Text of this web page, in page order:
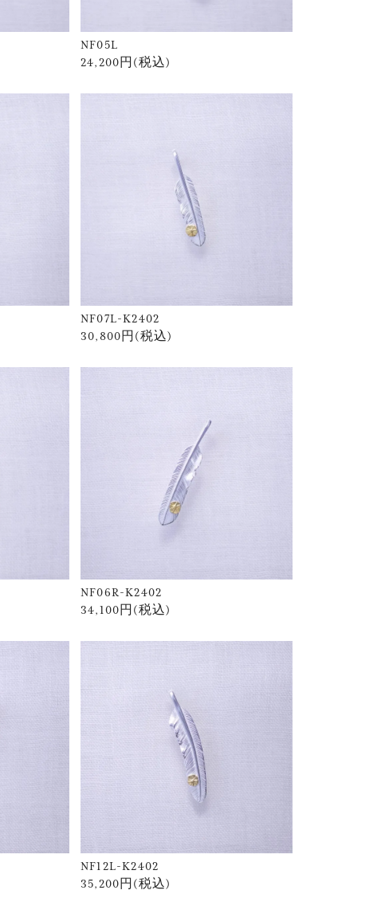
NF05L
24,200円(税込)
NF07L-K2402
30,800円(税込)
NF06R-K2402
34,100円(税込)
NF12L-K2402
35,200円(税込)